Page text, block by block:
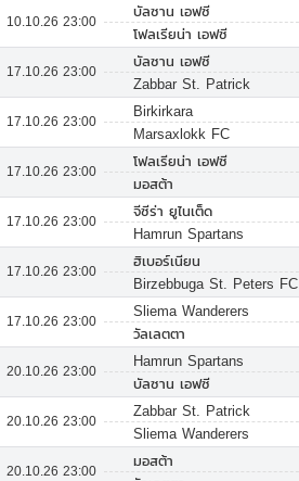
10.10.26 23:00
บัลซาน เอฟซี
โฟลเรียน่า เอฟซี
17.10.26 23:00
บัลซาน เอฟซี
Zabbar St. Patrick
17.10.26 23:00
Birkirkara
Marsaxlokk FC
17.10.26 23:00
โฟลเรียน่า เอฟซี
มอสต้า
17.10.26 23:00
จีซีร่า ยูไนเต็ด
Hamrun Spartans
17.10.26 23:00
ฮิเบอร์เนียน
Birzebbuga St. Peters FC
17.10.26 23:00
Sliema Wanderers
วัลเลตตา
20.10.26 23:00
Hamrun Spartans
บัลซาน เอฟซี
20.10.26 23:00
Zabbar St. Patrick
Sliema Wanderers
20.10.26 23:00
มอสต้า